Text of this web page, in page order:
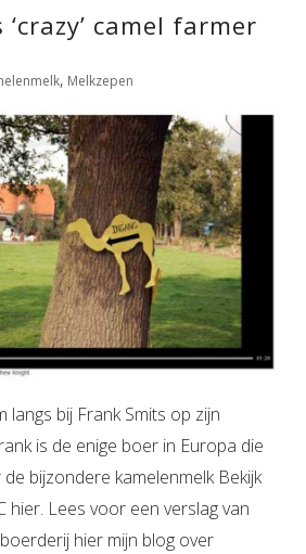
camel farmer
, Melkzepen
langs bij Frank Smits op zijn
is de enige boer in Europa die
bijzondere kamelenmelk Bekijk
hier. Lees voor een verslag van
hier mijn blog over